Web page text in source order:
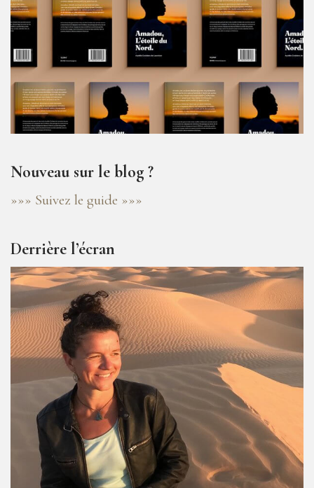
Nouveau sur le blog ?
»»» Suivez le guide »»»
Derrière l’écran